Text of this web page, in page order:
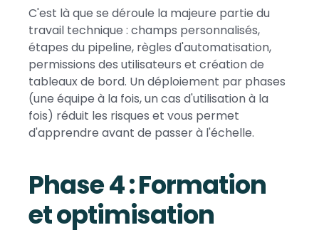
C'est là que se déroule la majeure partie du
travail technique : champs personnalisés,
étapes du pipeline, règles d'automatisation,
permissions des utilisateurs et création de
tableaux de bord. Un déploiement par phases
(une équipe à la fois, un cas d'utilisation à la
fois) réduit les risques et vous permet
d'apprendre avant de passer à l'échelle.
Phase 4 : Formation
et optimisation